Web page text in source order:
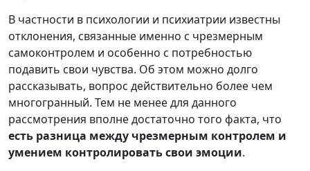
В частности в психологии и психиатрии известны
отклонения, связанные именно с чрезмерным
самоконтролем и особенно с потребностью
подавить свои чувства. Об этом можно долго
рассказывать, вопрос действительно более чем
многогранный. Тем не менее для данного
рассмотрения вполне достаточно того факта, что
есть разница между чрезмерным контролем и
умением контролировать свои эмоции.